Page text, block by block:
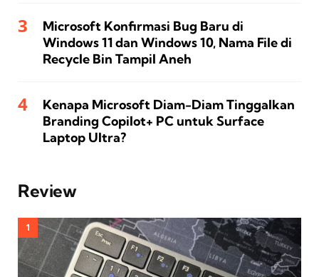
Microsoft Konfirmasi Bug Baru di
Windows 11 dan Windows 10, Nama File di
Recycle Bin Tampil Aneh
Kenapa Microsoft Diam-Diam Tinggalkan
Branding Copilot+ PC untuk Surface
Laptop Ultra?
Review